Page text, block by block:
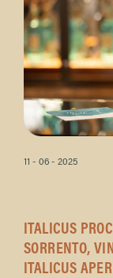
11 - 06 - 2025
ITALICUS
SORRENTO,
ITALICUS